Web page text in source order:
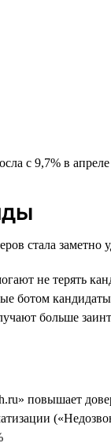
с 9,7% в
стала заметно
не терять
ботом
больше
повышает